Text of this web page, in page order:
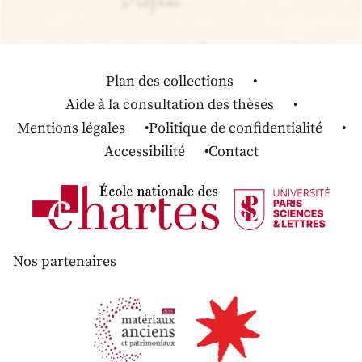
Plan des collections
Aide à la consultation des thèses
Mentions légales
Politique de confidentialité
Accessibilité
Contact
Nos partenaires